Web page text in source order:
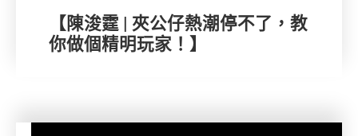
【陳浚霆 | 夾公仔熱潮停不了，教
你做個精明玩家！】